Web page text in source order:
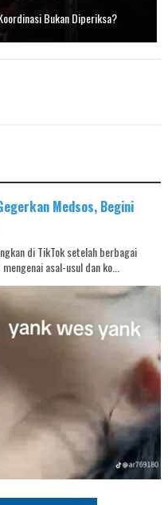
Bukan Diperiksa?
Medsos, Begini
di TikTok setelah berbagai
asal-usul dan ko...